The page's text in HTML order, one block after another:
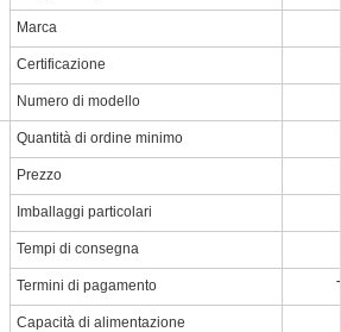
Marca
Certificazione
Numero di modello
Quantità di ordine minimo
Prezzo
Imballaggi particolari
Tempi di consegna
Termini di pagamento
Capacità di alimentazione